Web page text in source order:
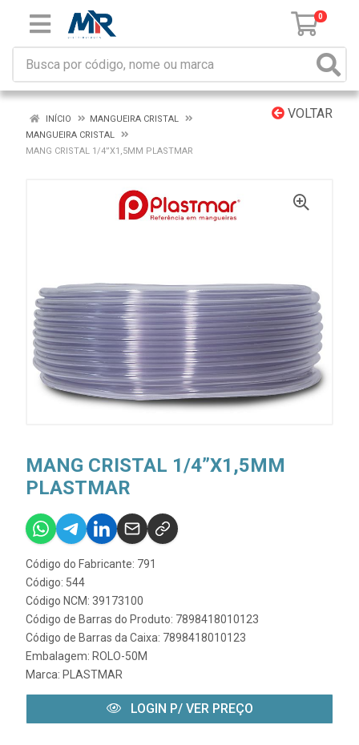
0
VOLTAR
INÍCIO
MANGUEIRA CRISTAL
MANGUEIRA CRISTAL
MANG CRISTAL 1/4”X1,5MM PLASTMAR
MANG CRISTAL 1/4”X1,5MM
PLASTMAR
Código do Fabricante: 791
Código: 544
Código NCM: 39173100
Código de Barras do Produto: 7898418010123
Código de Barras da Caixa: 7898418010123
Embalagem: ROLO-50M
Marca: PLASTMAR
LOGIN P/ VER PREÇO